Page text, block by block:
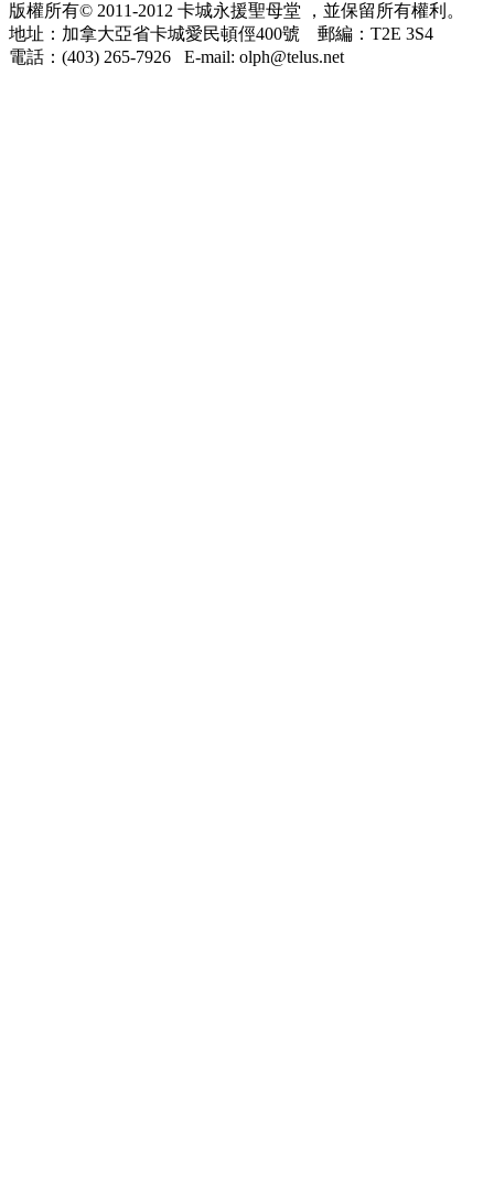
版權所有© 2011-2012 卡城永援聖母堂 ，並保留所有權利。
地址：加拿大亞省卡城愛民頓俓400號 郵編：T2E 3S4
電話：(403) 265-7926 E-mail: olph@telus.net